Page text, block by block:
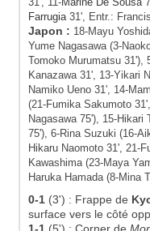
Farrugia31', Entr.:
Japon : 18-Mayu
Yume Nagasawa (3-
Tomoko Murumatsu 31'),
Kanazawa 31', 13-Yikari
Namiko Ueno 31', 14-
(21-Fumika Sakumoto
Nagasawa 75'), 15-Hikari
75'), 6-Rina Suzuki (16-
Hikaru Naomoto 31', 21-
Kawashima (23-Maya
Haruka Hamada (8-Mina
0-1 (3') : Frappe de
surface vers le côté